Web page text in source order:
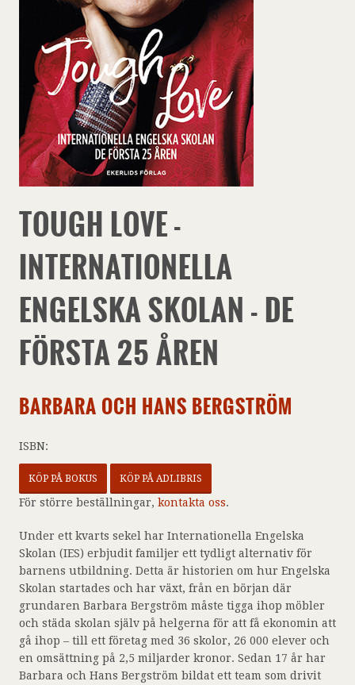
TOUGH LOVE -
INTERNATIONELLA
ENGELSKA SKOLAN - DE
FÖRSTA 25 ÅREN
BARBARA OCH HANS BERGSTRÖM
ISBN:
KÖP PÅ BOKUS KÖP PÅ ADLIBRIS
För större beställningar, kontakta oss.
Under ett kvarts sekel har Internationella Engelska
Skolan (IES) erbjudit familjer ett tydligt alternativ för
barnens utbildning. Detta är historien om hur Engelska
Skolan startades och har växt, från en början där
grundaren Barbara Bergström måste tigga ihop möbler
och städa skolan själv på helgerna för att få ekonomin att
gå ihop – till ett företag med 36 skolor, 26 000 elever och
en omsättning på 2,5 miljarder kronor. Sedan 17 år har
Barbara och Hans Bergström bildat ett team som drivit